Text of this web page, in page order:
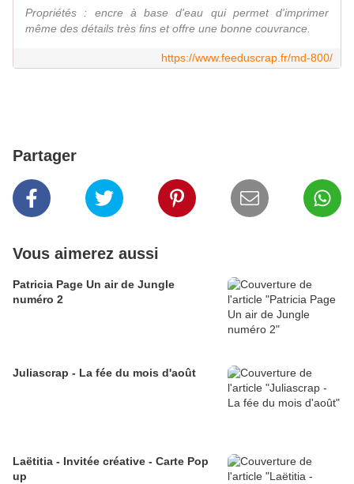
Propriétés : encre à base d'eau qui permet d'imprimer
même des détails très fins et offre une bonne couvrance.
https://www.feeduscrap.fr/md-800/
Partager
Vous aimerez aussi
Patricia Page Un air de Jungle
numéro 2
Juliascrap - La fée du mois d'août
Laëtitia - Invitée créative - Carte Pop
up